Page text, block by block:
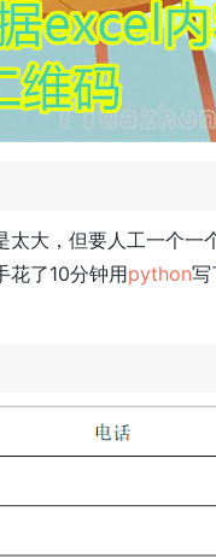
太大，但要人工一个一
花了10分钟用python写